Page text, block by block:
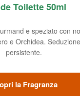
Toilette 50ml
e speziato con
e Orchidea.
persistente.
la Fragranza